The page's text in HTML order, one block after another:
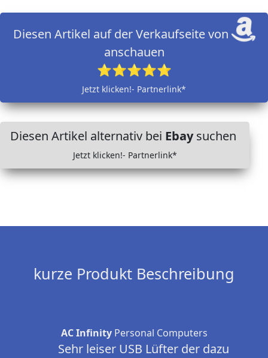
Diesen Artikel auf der Verkaufseite von
anschauen
⭐⭐⭐⭐⭐
Jetzt klicken!- Partnerlink*
Diesen Artikel alternativ bei Ebaysuchen
Jetzt klicken!- Partnerlink*
kurze Produkt Beschreibung
AC InfinityPersonal Computers
Sehr leiser USB Lüfter der dazu